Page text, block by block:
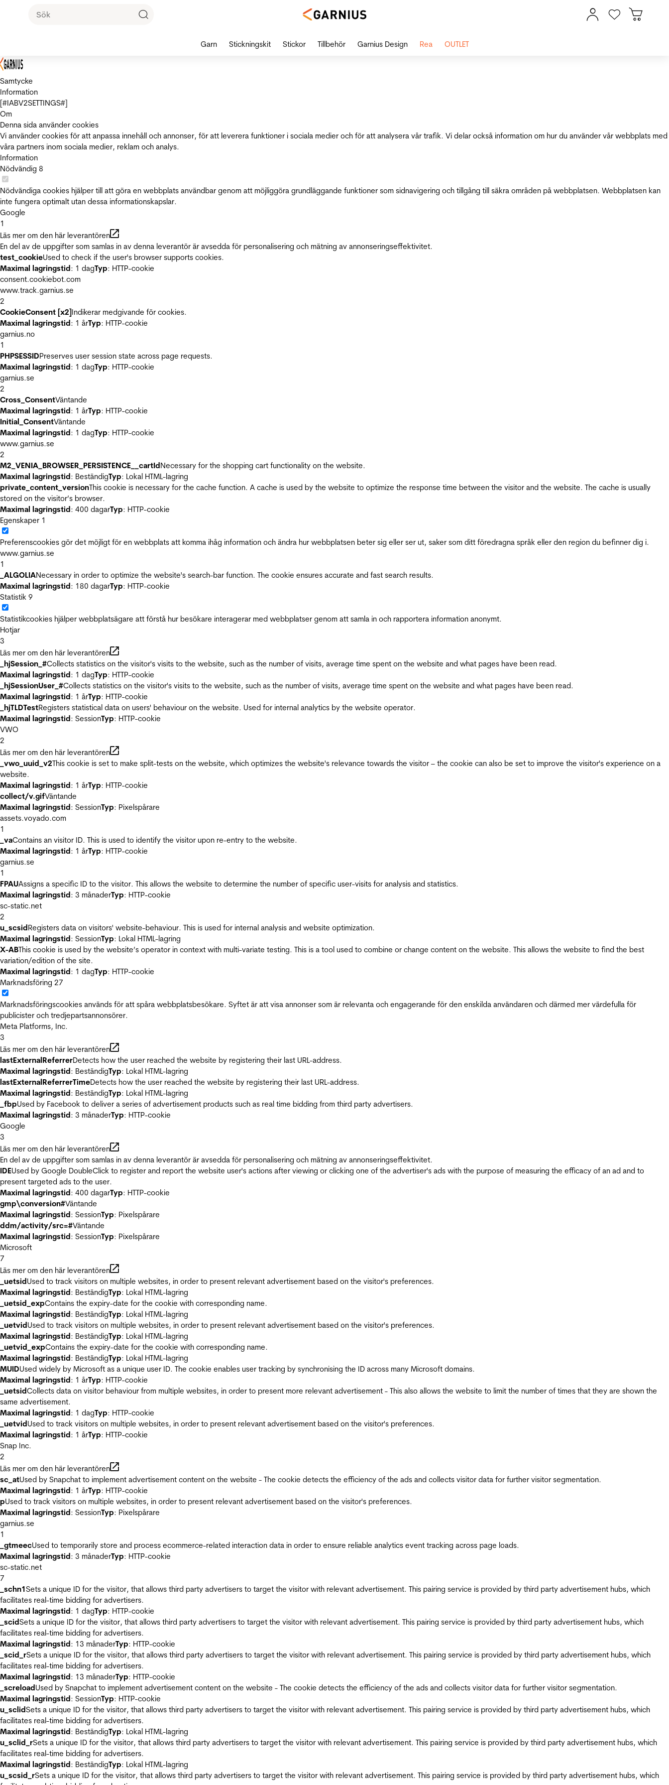
Samtycke
Information
[#IABV2SETTINGS#]
Om
Denna sida använder cookies
Vi använder cookies för att anpassa innehåll och annonser, för att leverera funktioner i sociala medier och för att analysera vår trafik. Vi delar också information om hur du använder vår webbplats med
våra partners inom sociala medier, reklam och analys.
Information
Nödvändig 8
Nödvändiga cookies hjälper till att göra en webbplats användbar genom att möjliggöra grundläggande funktioner som sidnavigering och tillgång till säkra områden på webbplatsen. Webbplatsen kan
inte fungera optimalt utan dessa informationskapslar.
Google
1
Läs mer om den här leverantören
En del av de uppgifter som samlas in av denna leverantör är avsedda för personalisering och mätning av annonseringseffektivitet.
test_cookieUsed to check if the user's browser supports cookies.
Maximal lagringstid: 1 dagTyp: HTTP-cookie
consent.cookiebot.com
www.track.garnius.se
2
CookieConsent [x2]Indikerar medgivande för cookies.
Maximal lagringstid: 1 årTyp: HTTP-cookie
garnius.no
1
PHPSESSIDPreserves user session state across page requests.
Maximal lagringstid: 1 dagTyp: HTTP-cookie
garnius.se
2
Cross_ConsentVäntande
Maximal lagringstid: 1 årTyp: HTTP-cookie
Initial_ConsentVäntande
Maximal lagringstid: 1 dagTyp: HTTP-cookie
www.garnius.se
2
M2_VENIA_BROWSER_PERSISTENCE__cartIdNecessary for the shopping cart functionality on the website.
Maximal lagringstid: BeständigTyp: Lokal HTML-lagring
private_content_versionThis cookie is necessary for the cache function. A cache is used by the website to optimize the response time between the visitor and the website. The cache is usually
stored on the visitor’s browser.
Maximal lagringstid: 400 dagarTyp: HTTP-cookie
Egenskaper 1
Preferenscookies gör det möjligt för en webbplats att komma ihåg information och ändra hur webbplatsen beter sig eller ser ut, saker som ditt föredragna språk eller den region du befinner dig i.
www.garnius.se
1
_ALGOLIANecessary in order to optimize the website's search-bar function. The cookie ensures accurate and fast search results.
Maximal lagringstid: 180 dagarTyp: HTTP-cookie
Statistik 9
Statistikcookies hjälper webbplatsägare att förstå hur besökare interagerar med webbplatser genom att samla in och rapportera information anonymt.
Hotjar
3
Läs mer om den här leverantören
_hjSession_#Collects statistics on the visitor's visits to the website, such as the number of visits, average time spent on the website and what pages have been read.
Maximal lagringstid: 1 dagTyp: HTTP-cookie
_hjSessionUser_#Collects statistics on the visitor's visits to the website, such as the number of visits, average time spent on the website and what pages have been read.
Maximal lagringstid: 1 årTyp: HTTP-cookie
_hjTLDTestRegisters statistical data on users' behaviour on the website. Used for internal analytics by the website operator.
Maximal lagringstid: SessionTyp: HTTP-cookie
VWO
2
Läs mer om den här leverantören
_vwo_uuid_v2This cookie is set to make split-tests on the website, which optimizes the website's relevance towards the visitor – the cookie can also be set to improve the visitor's experience on a
website.
Maximal lagringstid: 1 årTyp: HTTP-cookie
collect/v.gifVäntande
Maximal lagringstid: SessionTyp: Pixelspårare
assets.voyado.com
1
_vaContains an visitor ID. This is used to identify the visitor upon re-entry to the website.
Maximal lagringstid: 1 årTyp: HTTP-cookie
garnius.se
1
FPAUAssigns a specific ID to the visitor. This allows the website to determine the number of specific user-visits for analysis and statistics.
Maximal lagringstid: 3 månaderTyp: HTTP-cookie
sc-static.net
2
u_scsidRegisters data on visitors' website-behaviour. This is used for internal analysis and website optimization.
Maximal lagringstid: SessionTyp: Lokal HTML-lagring
X-ABThis cookie is used by the website’s operator in context with multi-variate testing. This is a tool used to combine or change content on the website. This allows the website to find the best
variation/edition of the site.
Maximal lagringstid: 1 dagTyp: HTTP-cookie
Marknadsföring 27
Marknadsföringscookies används för att spåra webbplatsbesökare. Syftet är att visa annonser som är relevanta och engagerande för den enskilda användaren och därmed mer värdefulla för
publicister och tredjepartsannonsörer.
Meta Platforms, Inc.
3
Läs mer om den här leverantören
lastExternalReferrerDetects how the user reached the website by registering their last URL-address.
Maximal lagringstid: BeständigTyp: Lokal HTML-lagring
lastExternalReferrerTimeDetects how the user reached the website by registering their last URL-address.
Maximal lagringstid: BeständigTyp: Lokal HTML-lagring
_fbpUsed by Facebook to deliver a series of advertisement products such as real time bidding from third party advertisers.
Maximal lagringstid: 3 månaderTyp: HTTP-cookie
Google
3
Läs mer om den här leverantören
En del av de uppgifter som samlas in av denna leverantör är avsedda för personalisering och mätning av annonseringseffektivitet.
IDEUsed by Google DoubleClick to register and report the website user's actions after viewing or clicking one of the advertiser's ads with the purpose of measuring the efficacy of an ad and to
present targeted ads to the user.
Maximal lagringstid: 400 dagarTyp: HTTP-cookie
gmp\conversion#Väntande
Maximal lagringstid: SessionTyp: Pixelspårare
ddm/activity/src=#Väntande
Maximal lagringstid: SessionTyp: Pixelspårare
Microsoft
7
Läs mer om den här leverantören
_uetsidUsed to track visitors on multiple websites, in order to present relevant advertisement based on the visitor's preferences.
Maximal lagringstid: BeständigTyp: Lokal HTML-lagring
_uetsid_expContains the expiry-date for the cookie with corresponding name.
Maximal lagringstid: BeständigTyp: Lokal HTML-lagring
_uetvidUsed to track visitors on multiple websites, in order to present relevant advertisement based on the visitor's preferences.
Maximal lagringstid: BeständigTyp: Lokal HTML-lagring
_uetvid_expContains the expiry-date for the cookie with corresponding name.
Maximal lagringstid: BeständigTyp: Lokal HTML-lagring
MUIDUsed widely by Microsoft as a unique user ID. The cookie enables user tracking by synchronising the ID across many Microsoft domains.
Maximal lagringstid: 1 årTyp: HTTP-cookie
_uetsidCollects data on visitor behaviour from multiple websites, in order to present more relevant advertisement - This also allows the website to limit the number of times that they are shown the
same advertisement.
Maximal lagringstid: 1 dagTyp: HTTP-cookie
_uetvidUsed to track visitors on multiple websites, in order to present relevant advertisement based on the visitor's preferences.
Maximal lagringstid: 1 årTyp: HTTP-cookie
Snap Inc.
2
Läs mer om den här leverantören
sc_atUsed by Snapchat to implement advertisement content on the website - The cookie detects the efficiency of the ads and collects visitor data for further visitor segmentation.
Maximal lagringstid: 1 årTyp: HTTP-cookie
pUsed to track visitors on multiple websites, in order to present relevant advertisement based on the visitor's preferences.
Maximal lagringstid: SessionTyp: Pixelspårare
garnius.se
1
_gtmeecUsed to temporarily store and process ecommerce-related interaction data in order to ensure reliable analytics event tracking across page loads.
Maximal lagringstid: 3 månaderTyp: HTTP-cookie
sc-static.net
7
_schn1Sets a unique ID for the visitor, that allows third party advertisers to target the visitor with relevant advertisement. This pairing service is provided by third party advertisement hubs, which
facilitates real-time bidding for advertisers.
Maximal lagringstid: 1 dagTyp: HTTP-cookie
_scidSets a unique ID for the visitor, that allows third party advertisers to target the visitor with relevant advertisement. This pairing service is provided by third party advertisement hubs, which
facilitates real-time bidding for advertisers.
Maximal lagringstid: 13 månaderTyp: HTTP-cookie
_scid_rSets a unique ID for the visitor, that allows third party advertisers to target the visitor with relevant advertisement. This pairing service is provided by third party advertisement hubs, which
facilitates real-time bidding for advertisers.
Maximal lagringstid: 13 månaderTyp: HTTP-cookie
_screloadUsed by Snapchat to implement advertisement content on the website - The cookie detects the efficiency of the ads and collects visitor data for further visitor segmentation.
Maximal lagringstid: SessionTyp: HTTP-cookie
u_sclidSets a unique ID for the visitor, that allows third party advertisers to target the visitor with relevant advertisement. This pairing service is provided by third party advertisement hubs, which
facilitates real-time bidding for advertisers.
Maximal lagringstid: BeständigTyp: Lokal HTML-lagring
u_sclid_rSets a unique ID for the visitor, that allows third party advertisers to target the visitor with relevant advertisement. This pairing service is provided by third party advertisement hubs, which
facilitates real-time bidding for advertisers.
Maximal lagringstid: BeständigTyp: Lokal HTML-lagring
u_scsid_rSets a unique ID for the visitor, that allows third party advertisers to target the visitor with relevant advertisement. This pairing service is provided by third party advertisement hubs, which
Garn Stickningskit Stickor Tillbehör Garnius Design Rea OUTLET